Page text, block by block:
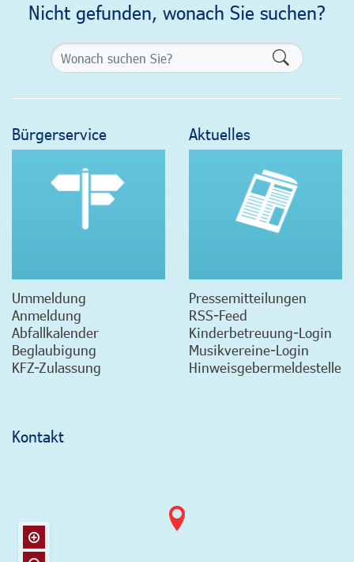
Nicht gefunden, wonach Sie suchen?
Bürgerservice
Ummeldung
Anmeldung
Abfallkalender
Beglaubigung
KFZ-Zulassung
Aktuelles
Pressemitteilungen
RSS-Feed
Kinderbetreuung-Login
Musikvereine-Login
Hinweisgebermeldestelle
Kontakt